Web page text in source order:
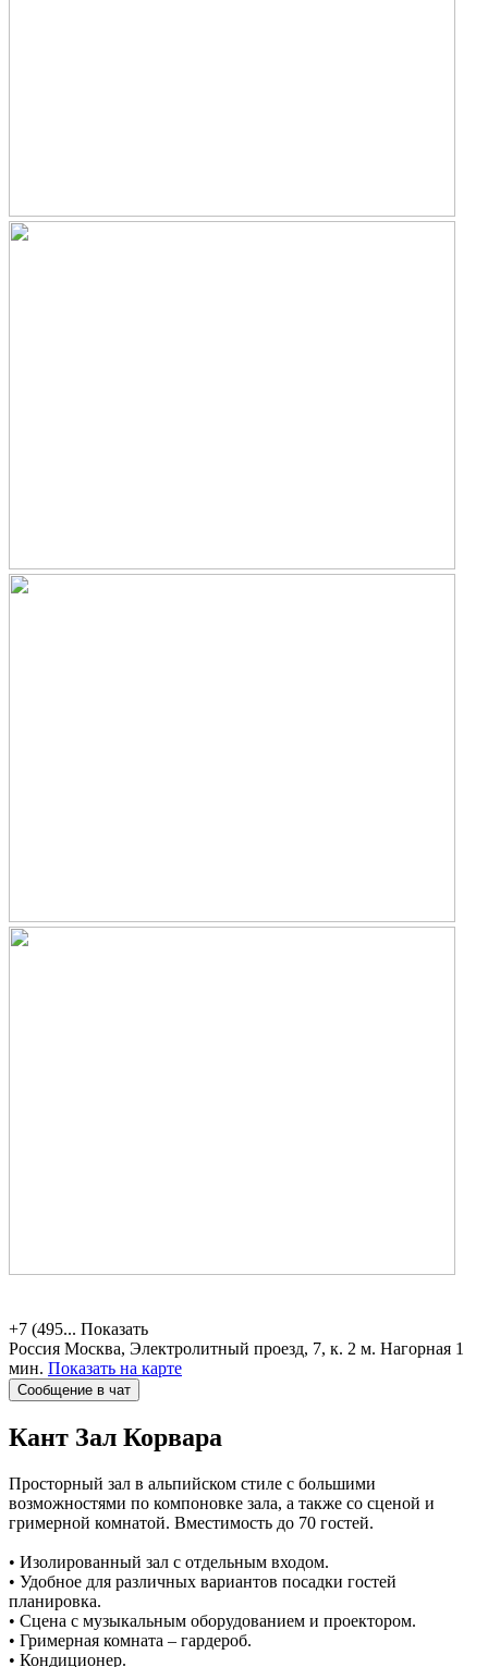
+7 (495... Показать
Россия Москва, Электролитный проезд, 7, к. 2 м. Нагорная 1
мин. Показать на карте
Сообщение в чат
Кант Зал Корвара
Просторный зал в альпийском стиле c большими
возможностями по компоновке зала, а также со сценой и
гримерной комнатой. Вместимость до 70 гостей.
• Изолированный зал с отдельным входом.
• Удобное для различных вариантов посадки гостей
планировка.
• Сцена с музыкальным оборудованием и проектором.
• Гримерная комната – гардероб.
• Кондиционер.